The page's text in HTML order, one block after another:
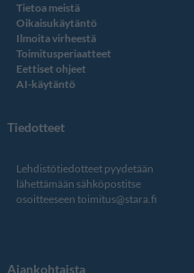
Tietoa meistä
Oikaisukäytäntö
Ilmoita virheestä
Toimitusperiaatteet
Eettiset ohjeet
AI-käytäntö
Tiedotteet
Lehdistötiedotteet pyydetään
lähettämään sähköpostitse
osoitteeseen toimitus@stara.fi
Ajankohtaista